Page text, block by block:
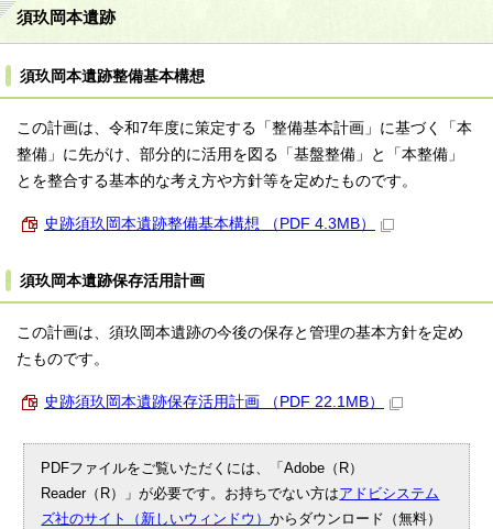
須玖岡本遺跡
須玖岡本遺跡整備基本構想
この計画は、令和7年度に策定する「整備基本計画」に基づく「本
整備」に先がけ、部分的に活用を図る「基盤整備」と「本整備」
とを整合する基本的な考え方や方針等を定めたものです。
史跡須玖岡本遺跡整備基本構想 （PDF 4.3MB）
須玖岡本遺跡保存活用計画
この計画は、須玖岡本遺跡の今後の保存と管理の基本方針を定め
たものです。
史跡須玖岡本遺跡保存活用計画 （PDF 22.1MB）
PDFファイルをご覧いただくには、「Adobe（R）
Reader（R）」が必要です。お持ちでない方はアドビシステム
ズ社のサイト（新しいウィンドウ）からダウンロード（無料）